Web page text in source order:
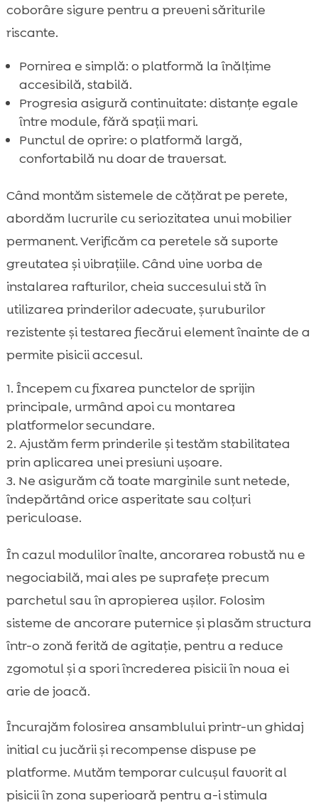
coborâre sigure pentru a preveni săriturile
riscante.
Pornirea e simplă: o platformă la înălțime
accesibilă, stabilă.
Progresia asigură continuitate: distanțe egale
între module, fără spații mari.
Punctul de oprire: o platformă largă,
confortabilă nu doar de traversat.
Când montăm sistemele de cățărat pe perete,
abordăm lucrurile cu seriozitatea unui mobilier
permanent. Verificăm ca peretele să suporte
greutatea și vibrațiile. Când vine vorba de
instalarea rafturilor, cheia succesului stă în
utilizarea prinderilor adecvate, șuruburilor
rezistente și testarea fiecărui element înainte de a
permite pisicii accesul.
Începem cu fixarea punctelor de sprijin
principale, urmând apoi cu montarea
platformelor secundare.
Ajustăm ferm prinderile și testăm stabilitatea
prin aplicarea unei presiuni ușoare.
Ne asigurăm că toate marginile sunt netede,
îndepărtând orice asperitate sau colțuri
periculoase.
În cazul modulilor înalte, ancorarea robustă nu e
negociabilă, mai ales pe suprafețe precum
parchetul sau în apropierea ușilor. Folosim
sisteme de ancorare puternice și plasăm structura
într-o zonă ferită de agitație, pentru a reduce
zgomotul și a spori încrederea pisicii în noua ei
arie de joacă.
Încurajăm folosirea ansamblului printr-un ghidaj
initial cu jucării și recompense dispuse pe
platforme. Mutăm temporar culcușul favorit al
pisicii în zona superioară pentru a-i stimula